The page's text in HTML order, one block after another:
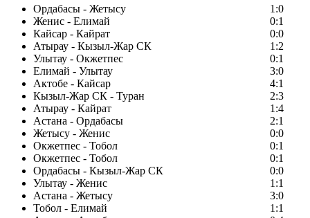
Ордабасы - Жетысу
1:0
Женис - Елимай
0:1
Кайсар - Кайрат
0:0
Атырау - Кызыл-Жар СК
1:2
Улытау - Окжетпес
0:1
Елимай - Улытау
3:0
Актобе - Кайсар
4:1
Кызыл-Жар СК - Туран
2:3
Атырау - Кайрат
1:4
Астана - Ордабасы
2:1
Жетысу - Женис
0:0
Окжетпес - Тобол
0:1
Окжетпес - Тобол
0:1
Ордабасы - Кызыл-Жар СК
0:0
Улытау - Женис
1:1
Астана - Жетысу
3:0
Тобол - Елимай
1:1